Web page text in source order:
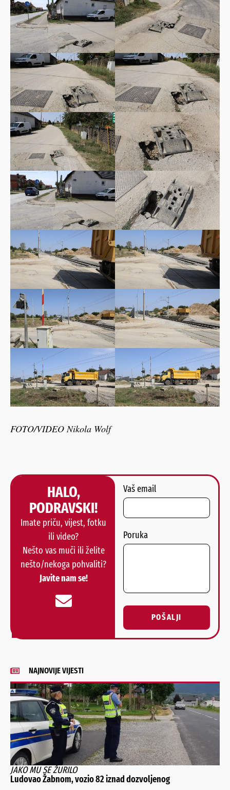
FOTO/VIDEO Nikola Wolf
HALO,
PODRAVSKI!
Imate priču, vijest, fotku
ili video?
Nešto vas muči ili želite
nešto/nekoga pohvaliti?
Javite nam se!
Vaš email
Poruka
POŠALJI
Alternative:
NAJNOVIJE VIJESTI
JAKO MU SE ŽURILO
Ludovao Žabnom, vozio 82 iznad dozvoljenog